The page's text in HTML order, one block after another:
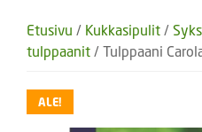
Etusivu / Kukkasipulit /
tulppaanit / Tulppaani
ALE!